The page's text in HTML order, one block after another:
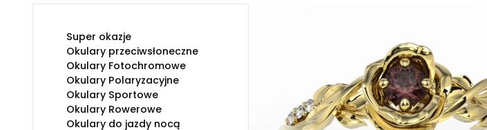
Super okazje
Okulary przeciwsłoneczne
Okulary Fotochromowe
Okulary Polaryzacyjne
Okulary Sportowe
Okulary Rowerowe
Okulary do jazdy nocą